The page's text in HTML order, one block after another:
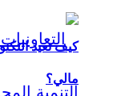
كيف تعيد
مالي؟